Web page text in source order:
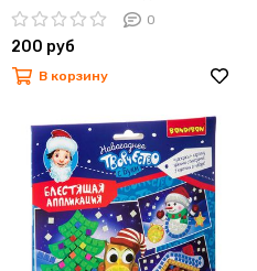
бархатные раскраски
(бордовый фон)
0
200 руб
В корзину